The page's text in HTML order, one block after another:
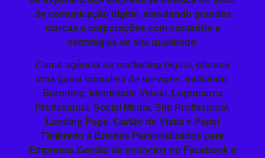
de comunicação digital, atendendo grandes
marcas e corporações com conteúdo e
estratégias de alta qualidade.
Como agência de marketing digital, oferece
uma gama completa de serviços, incluindo:
Branding, Identidade Visual, Logomarca
Profissional, Social Media, Site Profissional,
Landing Page, Cartão de Visita e Papel
Timbrado e Brindes Personalizados para
Empresas.Gestão de anúncios no Facebook e